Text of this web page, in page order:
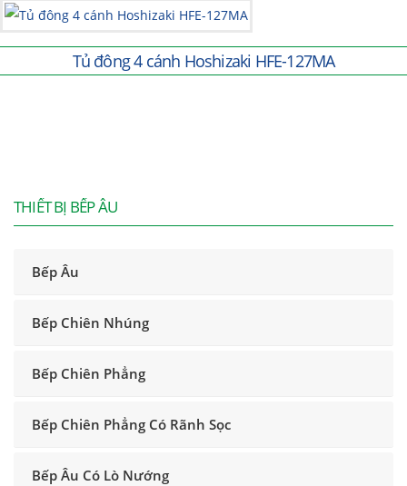
Tủ đông 4 cánh Hoshizaki HFE-127MA
THIẾT BỊ BẾP ÂU
Bếp Âu
Bếp Chiên Nhúng
Bếp Chiên Phẳng
Bếp Chiên Phẳng Có Rãnh Sọc
Bếp Âu Có Lò Nướng